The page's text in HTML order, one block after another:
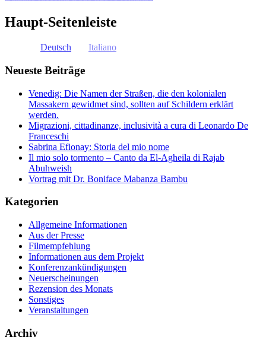
Haupt-Seitenleiste
Deutsch Italiano
Neueste Beiträge
Venedig: Die Namen der Straßen, die den kolonialen
Massakern gewidmet sind, sollten auf Schildern erklärt
werden.
Migrazioni, cittadinanze, inclusività a cura di Leonardo De
Franceschi
Sabrina Efionay: Storia del mio nome
Il mio solo tormento – Canto da El-Agheila di Rajab
Abuhweish
Vortrag mit Dr. Boniface Mabanza Bambu
Kategorien
Allgemeine Informationen
Aus der Presse
Filmempfehlung
Informationen aus dem Projekt
Konferenzankündigungen
Neuerscheinungen
Rezension des Monats
Sonstiges
Veranstaltungen
Archiv